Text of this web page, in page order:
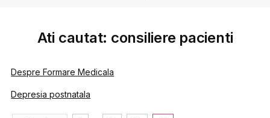
Ati cautat: consiliere pacienti
Despre Formare Medicala
Depresia postnatala